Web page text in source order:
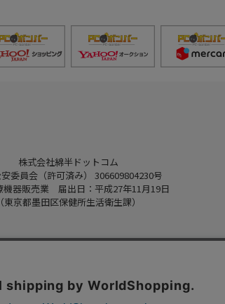
株式会社綿半ドットコム
委員会（許可済み） 306609804230号
機器販売業 届出日：平成27年11月19日
（東京都墨田区保健所生活衛生課）